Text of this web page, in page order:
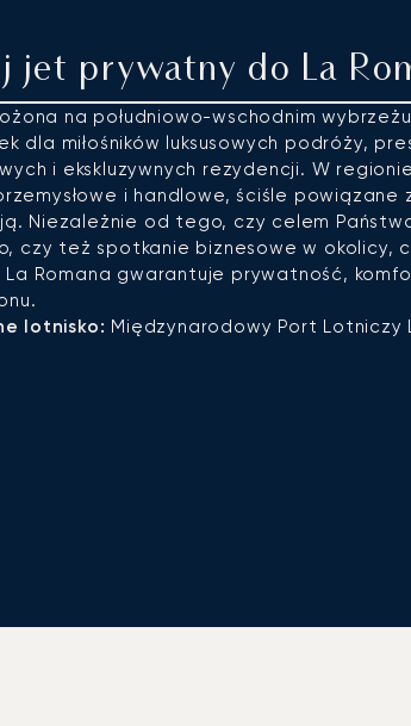
jet prywatny do La
na południowo-wschodnim
dla miłośników luksusowych podróży,
i ekskluzywnych rezydencji. W
i handlowe, ściśle powiązane
Niezależnie od tego, czy celem
czy też spotkanie biznesowe w okolicy,
Romana gwarantuje prywatność,
lotnisko: Międzynarodowy Port Lotniczy